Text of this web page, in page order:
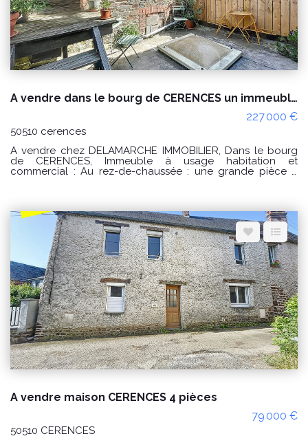
DELAMARCHE IMMOBILIER, Florian GINARD 07.86.27.44.34
A vendre dans le bourg de CERENCES un immeuble à usage habitation et commercial
227 000 €
50510 cerences
A vendre chez DELAMARCHE IMMOBILIER, Dans le bourg
de CERENCES, Immeuble à usage habitation et
commercial : Au rez-de-chaussée : une grande pièce à
desservant un salon - séjour , une cuisine aménagée et
équipée , toilettes et accès à une terrasse . Au deuxième :
un palier desservant trois chambres , une salle de bains et
toilettes. Au troisième étage : palier desservant une suite
parentale avec salle d'eau privative et toilettes. Par l'accès
à la terrasse un dépendances sur trois niveau avec un
accès indépendant. Grande dépendance sur trois niveaux
de 120 m2 PRIX : 227000€ Honoraires à la charge du
vendeur. Classe énergie : C (157) Classe climat : B (6)
Montant estimé des dépenses annuelles d'énergie pour un
usage standard : entre 2560 € et 3510€ / an Date de
référence des prix de l'énergie utilisés pour établir cette
estimation sur les années 2021, 2022 et 2023 (abonnements
compris). "Les informations sur les risques auxquels ce bien
est exposé sont disponibles sur le site Géorisques :
www.georisques.gouv.fr" Pour visiter : Agence
A vendre maison CERENCES 4 pièces
79 000 €
50510 CERENCES